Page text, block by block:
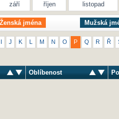
září říjen listopad
Ženská jména Mužská
J K M N O P Q R Ř
Oblíbenost